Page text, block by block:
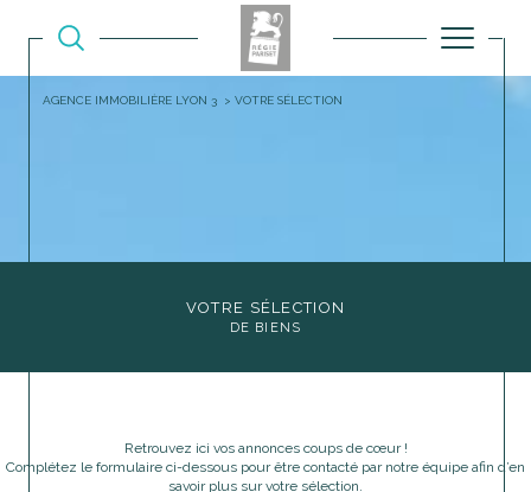
AGENCE IMMOBILIÈRE LYON 3 VOTRE SÉLECTION
VOTRE SÉLECTION
DE BIENS
Retrouvez ici vos annonces coups de cœur !
Complétez le formulaire ci-dessous pour être contacté par notre équipe afin d’en
savoir plus sur votre sélection.